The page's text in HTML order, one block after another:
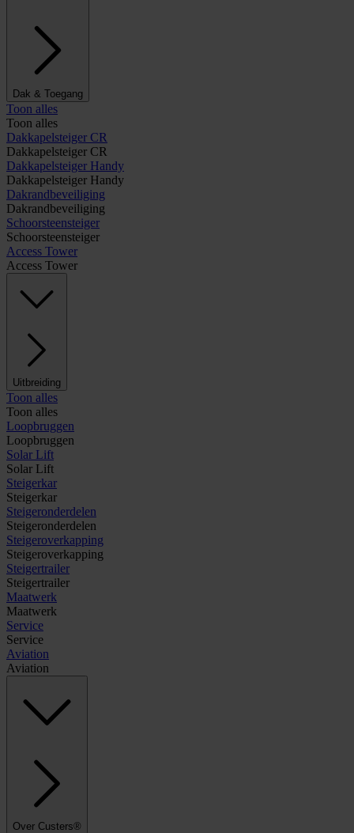
Dak & Toegang
Toon alles
Toon alles
Dakkapelsteiger CR
Dakkapelsteiger CR
Dakkapelsteiger Handy
Dakkapelsteiger Handy
Dakrandbeveiliging
Dakrandbeveiliging
Schoorsteensteiger
Schoorsteensteiger
Access Tower
Access Tower
Uitbreiding
Toon alles
Toon alles
Loopbruggen
Loopbruggen
Solar Lift
Solar Lift
Steigerkar
Steigerkar
Steigeronderdelen
Steigeronderdelen
Steigeroverkapping
Steigeroverkapping
Steigertrailer
Steigertrailer
Maatwerk
Maatwerk
Service
Service
Aviation
Aviation
Over Custers®